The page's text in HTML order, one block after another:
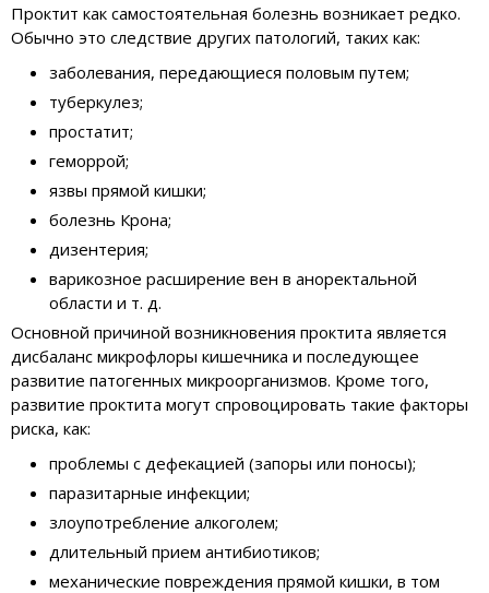
Проктит как самостоятельная болезнь возникает редко.
Обычно это следствие других патологий, таких как:
заболевания, передающиеся половым путем;
туберкулез;
простатит;
геморрой;
язвы прямой кишки;
болезнь Крона;
дизентерия;
варикозное расширение вен в аноректальной
области и т. д.
Основной причиной возникновения проктита является
дисбаланс микрофлоры кишечника и последующее
развитие патогенных микроорганизмов. Кроме того,
развитие проктита могут спровоцировать такие факторы
риска, как:
проблемы с дефекацией (запоры или поносы);
паразитарные инфекции;
злоупотребление алкоголем;
длительный прием антибиотиков;
механические повреждения прямой кишки, в том